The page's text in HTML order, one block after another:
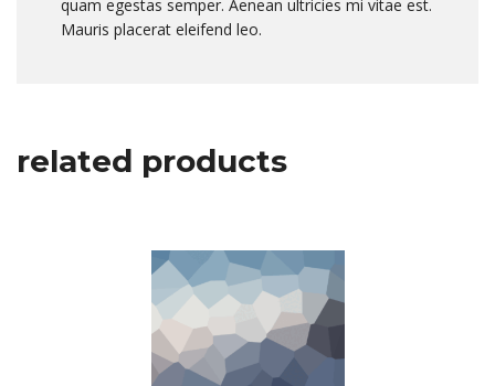
quam egestas semper. Aenean ultricies mi vitae est.
Mauris placerat eleifend leo.
related products